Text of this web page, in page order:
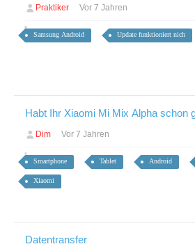
Praktiker Vor 7 Jahren
Samsung Android Update funktioniert nich
Habt Ihr Xiaomi Mi Mix Alpha schon
Dim Vor 7 Jahren
Smartphone Tablet Android
Xiaomi
Datentransfer